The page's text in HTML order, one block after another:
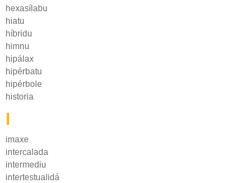
hexasílabu
hiatu
híbridu
himnu
hipálax
hipérbatu
hipérbole
historia
I
imaxe
intercalada
intermediu
intertestualidá